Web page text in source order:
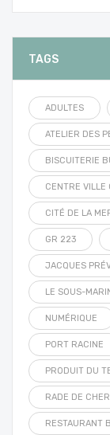
TAGS
ADULTES
ATELIER DES
BISCUITERIE
CENTRE VILLE
CITÉ DE LA
GR 223
JACQUES
LE SOUS-
NUMÉRIQUE
PORT RACINE
PRODUIT DU
RADE DE
RESTAURANT